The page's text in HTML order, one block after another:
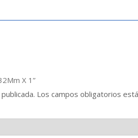
X 1”
Los campos obligatorios